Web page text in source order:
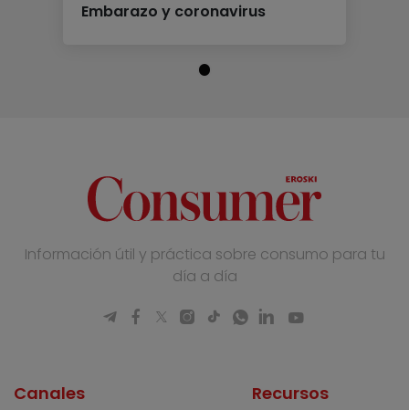
Embarazo y coronavirus
Información útil y práctica sobre consumo para tu
día a día
Canales Recursos